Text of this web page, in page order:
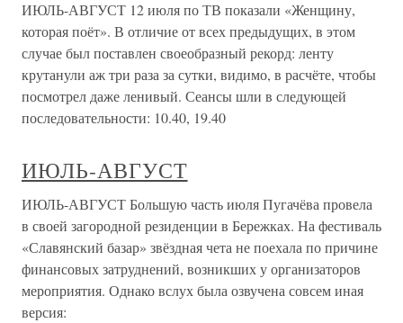
ИЮЛЬ-АВГУСТ 12 июля по ТВ показали «Женщину,
которая поёт». В отличие от всех предыдущих, в этом
случае был поставлен своеобразный рекорд: ленту
крутанули аж три раза за сутки, видимо, в расчёте, чтобы
посмотрел даже ленивый. Сеансы шли в следующей
последовательности: 10.40, 19.40
ИЮЛЬ-АВГУСТ
ИЮЛЬ-АВГУСТ Большую часть июля Пугачёва провела
в своей загородной резиденции в Бережках. На фестиваль
«Славянский базар» звёздная чета не поехала по причине
финансовых затруднений, возникших у организаторов
мероприятия. Однако вслух была озвучена совсем иная
версия: